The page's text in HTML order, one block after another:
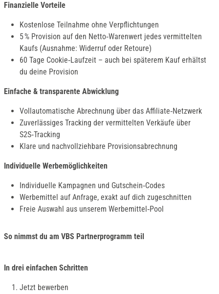
Finanzielle Vorteile
Kostenlose Teilnahme ohne Verpflichtungen
5 % Provision auf den Netto‑Warenwert jedes vermittelten
Kaufs (Ausnahme: Widerruf oder Retoure)
60 Tage Cookie‑Laufzeit – auch bei späterem Kauf erhältst
du deine Provision
Einfache & transparente Abwicklung
Vollautomatische Abrechnung über das Affiliate‑Netzwerk
Zuverlässiges Tracking der vermittelten Verkäufe über
S2S‑Tracking
Klare und nachvollziehbare Provisionsabrechnung
Individuelle Werbemöglichkeiten
Individuelle Kampagnen und Gutschein‑Codes
Werbemittel auf Anfrage, exakt auf dich zugeschnitten
Freie Auswahl aus unserem Werbemittel‑Pool
So nimmst du am VBS Partnerprogramm teil
In drei einfachen Schritten
Jetzt bewerben